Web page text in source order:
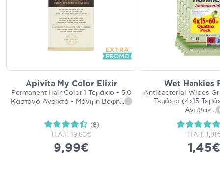
Apivita My Color Elixir
Permanent Hair Color 1 Τεμάχιο - 5.0
Καστανό Ανοιχτό - Μόνιμη Βαφή... i
(8)
Π.Λ.Τ. 19,80€
9,99€
Wet Hankies
Antibacterial Wipes
Τεμάχια (4x15
Αντιβακ... i
Π.Λ.Τ.
1,45€